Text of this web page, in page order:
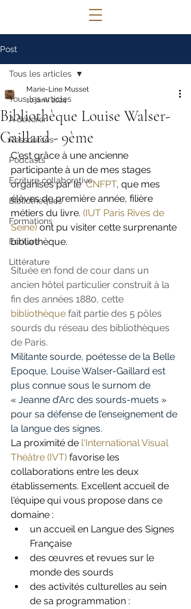
Post
Tous les articles
A dévorer
Ressources
Podcasts
Ecriture collaborative
Bibliothèques
Formations
Ecriture
Littérature
Tous les articles
Bibliothèque Louise Walser-
Gaillard - 9ème
Marie-Line Musset
10 janv. 2024
C'est grâce à une ancienne
participante à un de mes stages
organisés par le CNFPT, que mes
élèves de première année, filière
métiers du livre. (IUT Paris Rives de
Seine) ont pu visiter cette surprenante
bibliothèque.
Située en fond de cour dans un
ancien hôtel particulier construit à la
fin des années 1880, cette
bibliothèque fait partie des 5 pôles
sourds du réseau des bibliothèques
de Paris.
Militante sourde, poétesse de la Belle
Epoque, Louise Walser-Gaillard est
plus connue sous le surnom de
« Jeanne d’Arc des sourds-muets »
pour sa défense de l’enseignement de
la langue des signes.
La proximité de l'International Visual
Théâtre (IVT) favorise les
collaborations entre les deux
établissements. Excellent accueil de
l'équipe qui vous propose dans ce
domaine :
un accueil en Langue des Signes
Française
des œuvres et revues sur le
monde des sourds
des activités culturelles au sein
de sa programmation :